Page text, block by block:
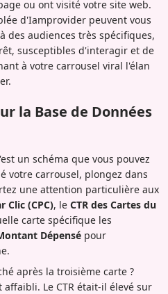
ou ont visité votre site web.
d'Iamprovider peuvent vous
des audiences très spécifiques,
susceptibles d'interagir et de
à votre carrousel viral l'élan
la Base de Données
un schéma que vous pouvez
votre carrousel, plongez dans
une attention particulière aux
Clic (CPC), le CTR des Cartes du
carte spécifique les
Dépensé pour
après la troisième carte ?
Le CTR était-il élevé sur